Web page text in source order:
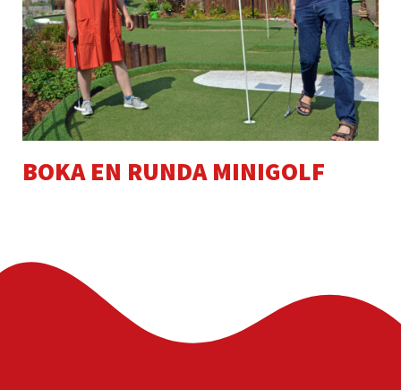
BOKA EN RUNDA MINIGOLF